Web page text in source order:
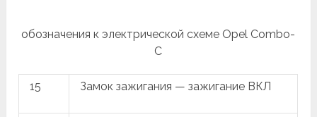
обозначения к электрической схеме Opel Combo-
С
15 Замок зажигания — зажигание ВКЛ